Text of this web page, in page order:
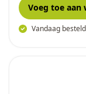
Vandaag
Voeg toe aan